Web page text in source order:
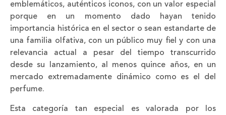
emblemáticos, auténticos iconos, con un valor especial
porque en un momento dado hayan tenido
importancia histórica en el sector o sean estandarte de
una familia olfativa, con un público muy fiel y con una
relevancia actual a pesar del tiempo transcurrido
desde su lanzamiento, al menos quince años, en un
mercado extremadamente dinámico como es el del
perfume.
Esta categoría tan especial es valorada por los